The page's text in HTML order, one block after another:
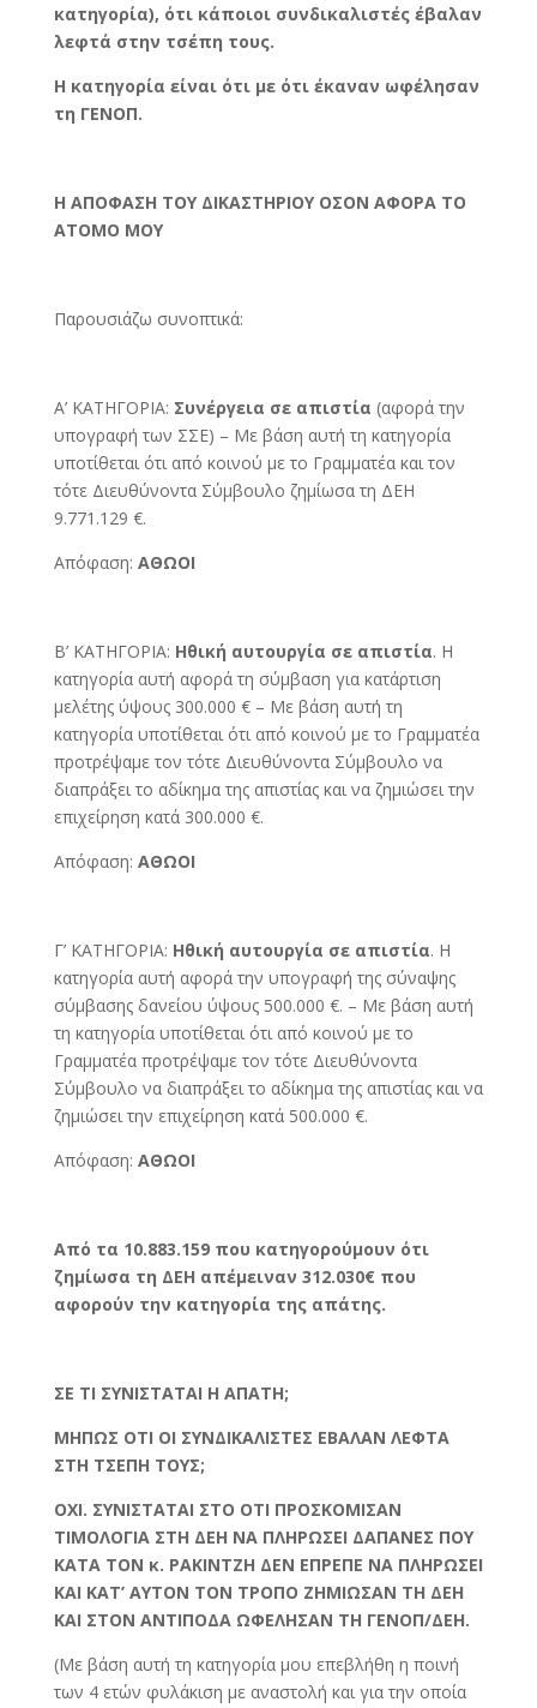
κατηγορία), ότι κάποιοι συνδικαλιστές έβαλαν
λεφτά στην τσέπη τους.
Η κατηγορία είναι ότι με ότι έκαναν ωφέλησαν
τη ΓΕΝΟΠ.
Η ΑΠΟΦΑΣΗ ΤΟΥ ΔΙΚΑΣΤΗΡΙΟΥ ΟΣΟΝ ΑΦΟΡΑ ΤΟ
ΑΤΟΜΟ ΜΟΥ
Παρουσιάζω συνοπτικά:
Α’ ΚΑΤΗΓΟΡΙΑ: Συνέργεια σε απιστία (αφορά την
υπογραφή των ΣΣΕ) – Με βάση αυτή τη κατηγορία
υποτίθεται ότι από κοινού με το Γραμματέα και τον
τότε Διευθύνοντα Σύμβουλο ζημίωσα τη ΔΕΗ
9.771.129 €.
Απόφαση: ΑΘΩΟΙ
Β’ ΚΑΤΗΓΟΡΙΑ: Ηθική αυτουργία σε απιστία. Η
κατηγορία αυτή αφορά τη σύμβαση για κατάρτιση
μελέτης ύψους 300.000 € – Με βάση αυτή τη
κατηγορία υποτίθεται ότι από κοινού με το Γραμματέα
προτρέψαμε τον τότε Διευθύνοντα Σύμβουλο να
διαπράξει το αδίκημα της απιστίας και να ζημιώσει την
επιχείρηση κατά 300.000 €.
Απόφαση: ΑΘΩΟΙ
Γ’ ΚΑΤΗΓΟΡΙΑ: Ηθική αυτουργία σε απιστία. Η
κατηγορία αυτή αφορά την υπογραφή της σύναψης
σύμβασης δανείου ύψους 500.000 €. – Με βάση αυτή
τη κατηγορία υποτίθεται ότι από κοινού με το
Γραμματέα προτρέψαμε τον τότε Διευθύνοντα
Σύμβουλο να διαπράξει το αδίκημα της απιστίας και να
ζημιώσει την επιχείρηση κατά 500.000 €.
Απόφαση: ΑΘΩΟΙ
Από τα 10.883.159 που κατηγορούμουν ότι
ζημίωσα τη ΔΕΗ απέμειναν 312.030€ που
αφορούν την κατηγορία της απάτης.
ΣΕ ΤΙ ΣΥΝΙΣΤΑΤΑΙ Η ΑΠΑΤΗ;
ΜΗΠΩΣ ΟΤΙ ΟΙ ΣΥΝΔΙΚΑΛΙΣΤΕΣ ΕΒΑΛΑΝ ΛΕΦΤΑ
ΣΤΗ ΤΣΕΠΗ ΤΟΥΣ;
ΟΧΙ. ΣΥΝΙΣΤΑΤΑΙ ΣΤΟ ΟΤΙ ΠΡΟΣΚΟΜΙΣΑΝ
ΤΙΜΟΛΟΓΙΑ ΣΤΗ ΔΕΗ ΝΑ ΠΛΗΡΩΣΕΙ ΔΑΠΑΝΕΣ ΠΟΥ
ΚΑΤΑ ΤΟΝ κ. ΡΑΚΙΝΤΖΗ ΔΕΝ ΕΠΡΕΠΕ ΝΑ ΠΛΗΡΩΣΕΙ
ΚΑΙ ΚΑΤ’ ΑΥΤΟΝ ΤΟΝ ΤΡΟΠΟ ΖΗΜΙΩΣΑΝ ΤΗ ΔΕΗ
ΚΑΙ ΣΤΟΝ ΑΝΤΙΠΟΔΑ ΩΦΕΛΗΣΑΝ ΤΗ ΓΕΝΟΠ/ΔΕΗ.
(Με βάση αυτή τη κατηγορία μου επεβλήθη η ποινή
των 4 ετών φυλάκιση με αναστολή και για την οποία